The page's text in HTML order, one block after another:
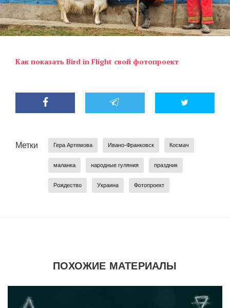
Как показать Bird in Flight свой фотопроект
Метки Гера Артемова Ивано-Франковск Космач
маланка народные гуляния праздник
Рождество Украина Фотопроект
ПОХОЖИЕ МАТЕРИАЛЫ